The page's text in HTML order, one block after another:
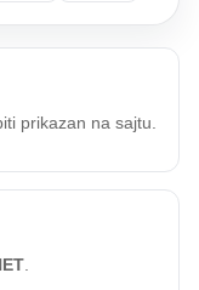
prikazan na sajtu.